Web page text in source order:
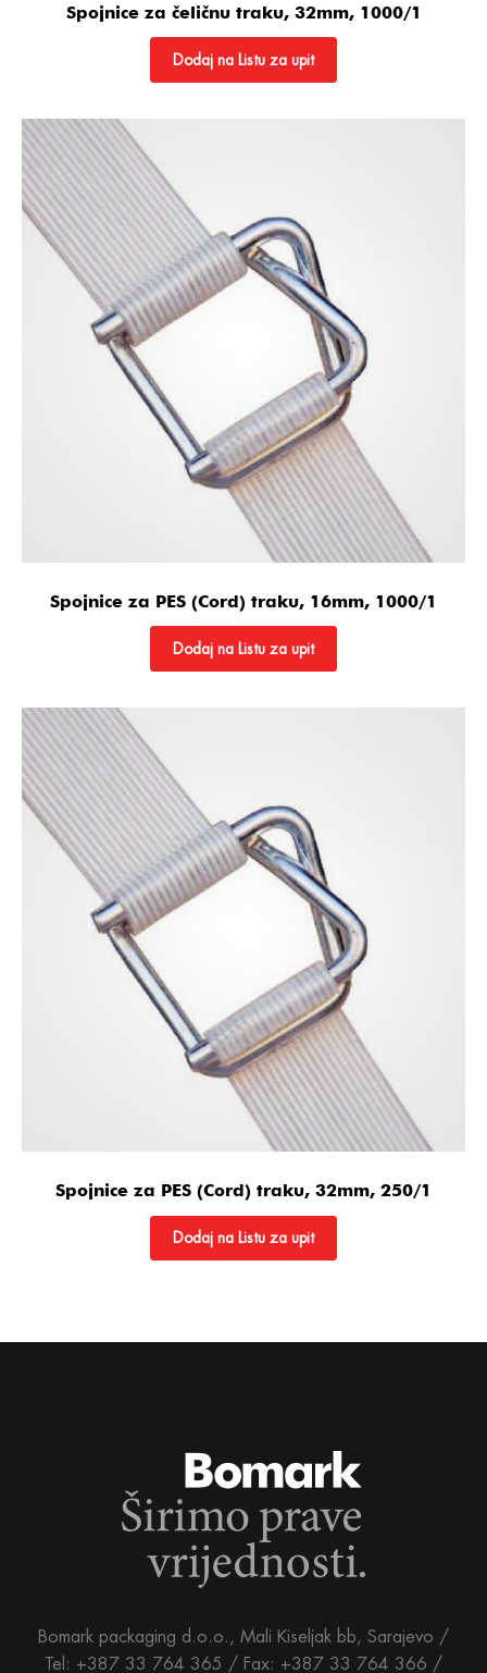
Spojnice za čeličnu traku, 32mm, 1000/1
Dodaj na Listu za upit
Spojnice za PES (Cord) traku, 16mm, 1000/1
Dodaj na Listu za upit
Spojnice za PES (Cord) traku, 32mm, 250/1
Dodaj na Listu za upit
Bomark packaging d.o.o., Mali Kiseljak bb, Sarajevo /
Tel: +387 33 764 365 / Fax: +387 33 764 366 /